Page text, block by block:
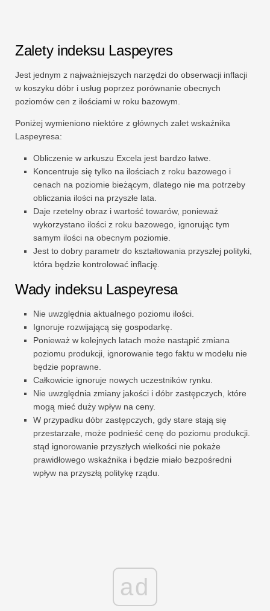
Zalety indeksu Laspeyres
Jest jednym z najważniejszych narzędzi do obserwacji inflacji
w koszyku dóbr i usług poprzez porównanie obecnych
poziomów cen z ilościami w roku bazowym.
Poniżej wymieniono niektóre z głównych zalet wskaźnika
Laspeyresa:
Obliczenie w arkuszu Excela jest bardzo łatwe.
Koncentruje się tylko na ilościach z roku bazowego i
cenach na poziomie bieżącym, dlatego nie ma potrzeby
obliczania ilości na przyszłe lata.
Daje rzetelny obraz i wartość towarów, ponieważ
wykorzystano ilości z roku bazowego, ignorując tym
samym ilości na obecnym poziomie.
Jest to dobry parametr do kształtowania przyszłej polityki,
która będzie kontrolować inflację.
Wady indeksu Laspeyresa
Nie uwzględnia aktualnego poziomu ilości.
Ignoruje rozwijającą się gospodarkę.
Ponieważ w kolejnych latach może nastąpić zmiana
poziomu produkcji, ignorowanie tego faktu w modelu nie
będzie poprawne.
Całkowicie ignoruje nowych uczestników rynku.
Nie uwzględnia zmiany jakości i dóbr zastępczych, które
mogą mieć duży wpływ na ceny.
W przypadku dóbr zastępczych, gdy stare stają się
przestarzałe, może podnieść cenę do poziomu produkcji.
stąd ignorowanie przyszłych wielkości nie pokaże
prawidłowego wskaźnika i będzie miało bezpośredni
wpływ na przyszłą politykę rządu.
ad